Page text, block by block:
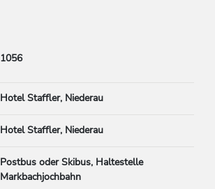
1056
Hotel Staffler, Niederau
Hotel Staffler, Niederau
Postbus oder Skibus, Haltestelle
Markbachjochbahn